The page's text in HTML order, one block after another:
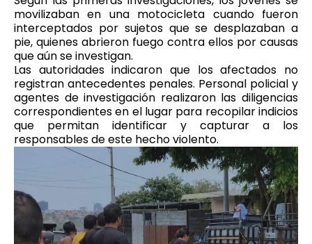
movilizaban en una motocicleta cuando fueron
interceptados por sujetos que se desplazaban a
pie, quienes abrieron fuego contra ellos por causas
que aún se investigan.
Las autoridades indicaron que los afectados no
registran antecedentes penales. Personal policial y
agentes de investigación realizaron las diligencias
correspondientes en el lugar para recopilar indicios
que permitan identificar y capturar a los
responsables de este hecho violento.